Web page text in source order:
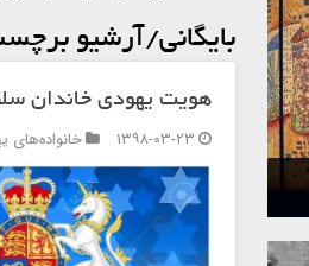
بایگانی/آرشیو
هویت یهودی خاندان
۱۳۹۸-۰۳-۲۳
خانواده‌های